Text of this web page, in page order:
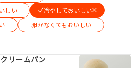
ミルク食感改良
しい
冷やしておいしい
卵がなくてもおいしい
リームパン